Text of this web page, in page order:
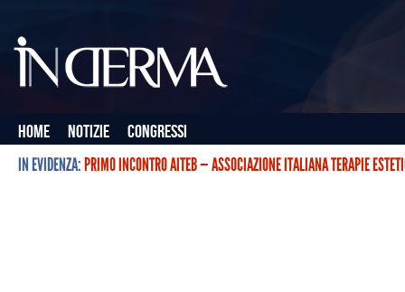
Home Notizie
Congressi
IN EVIDENZA:PRIMO INCONTRO AITEB — ASSOCIAZIONE ITALIANA TERAPIE